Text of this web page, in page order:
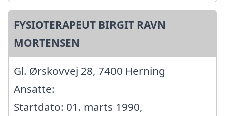
FYSIOTERAPEUT BIRGIT RAVN
MORTENSEN
Gl. Ørskovvej 28, 7400 Herning
Ansatte:
Startdato: 01. marts 1990,